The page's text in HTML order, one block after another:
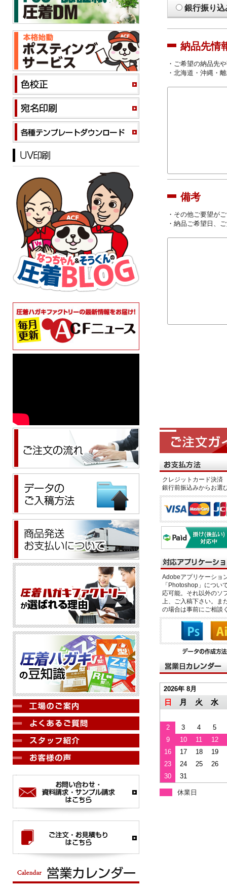
銀行振り込
納品先情
・ご希望の納品先
・北海道・沖縄・
備考
・その他ご要望が
・納品ご希望日、
クレジットカード決
銀行前振込みからお選
Adobeアプリケーショ
「Photoshop」につい
応可能。それ以外のソ
上、ご入稿下さい。ま
の場合は事前にご相談
2026年 8月
日 月 火 水
2 3 4
5
9
10 11
12
16
17 18
19
23
24 25
26
30
31
休業日